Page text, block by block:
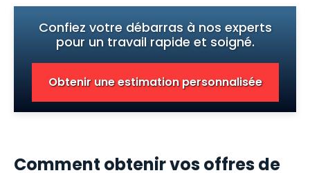
Confiez votre débarras à nos experts
pour un travail rapide et soigné.
Obtenir une estimation personnalisée
Comment obtenir vos offres de